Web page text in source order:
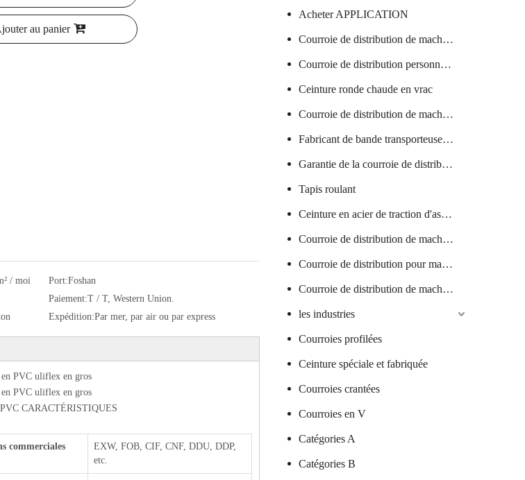
au panier
/ moi
Port:Foshan
Paiement:T / T, Western Union.
Expédition:Par mer, par air ou par express
CARACTÉRISTIQUES
commerciales
EXW, FOB, CIF, CNF, DDU, DDP,
etc.
Acheter APPLICATION
Courroie de distribution de machine à verre certifiée
Courroie de distribution personnalisée
Ceinture ronde chaude en vrac
Courroie de distribution de machine textile chaude
Fabricant de bande transporteuse en PVC
Garantie de la courroie de distribution de la machine à saucisses
Tapis roulant
Ceinture en acier de traction d'ascenseur
Courroie de distribution de machine textile
Courroie de distribution pour machine à saucisses
Courroie de distribution de machine à verre
les industries
Courroies profilées
Ceinture spéciale et fabriquée
Courroies crantées
Courroies en V
Catégories A
Catégories B